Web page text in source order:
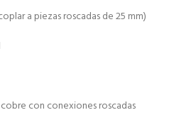
a piezas roscadas de 25 mm)
con conexiones roscadas